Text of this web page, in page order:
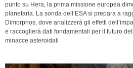
punto su Hera, la prima missione europea
planetaria. La sonda dell’ESA si prepara a
Dimorphos, dove analizzerà gli effetti
e raccoglierà dati fondamentali per il futuro
minacce asteroidali